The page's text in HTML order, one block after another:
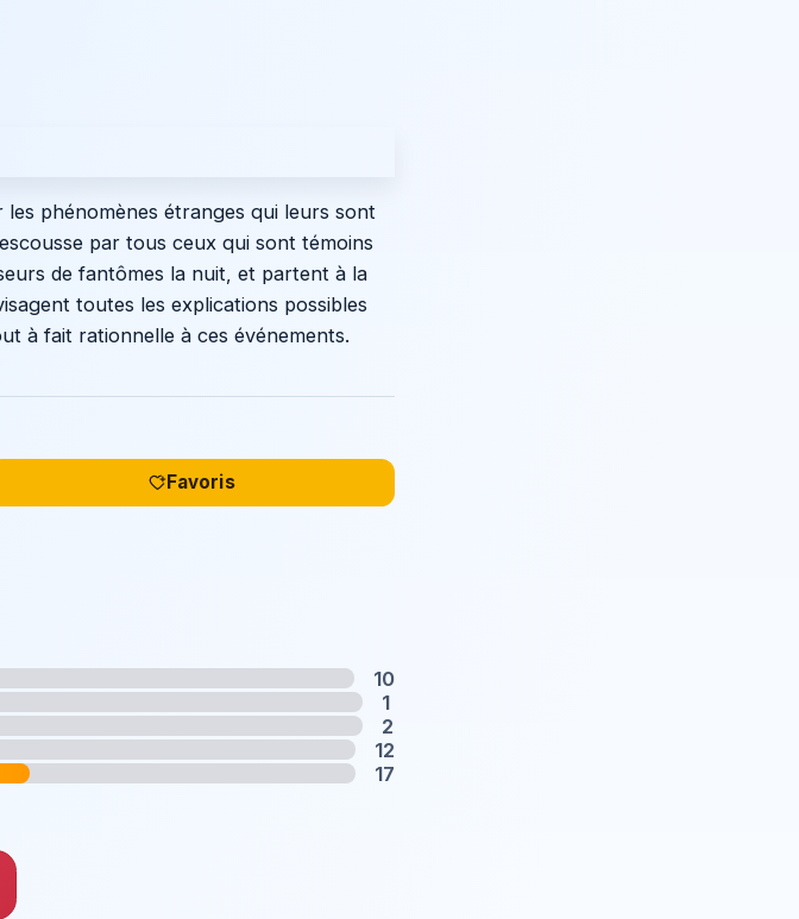
phénomènes étranges qui leurs sont
par tous ceux qui sont témoins
de fantômes la nuit, et partent à la
toutes les explications possibles
à fait rationnelle à ces événements.
Favoris
10
1
2
12
17